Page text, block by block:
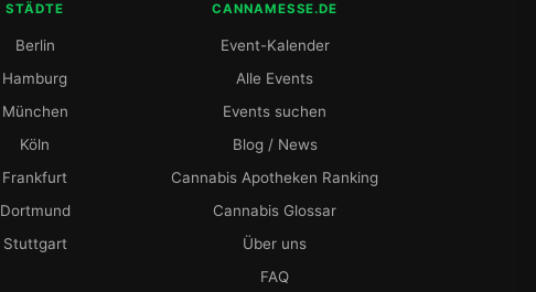
STÄDTE
Berlin
Hamburg
München
Köln
Frankfurt
Dortmund
Stuttgart
CANNAMESSE.DE
Event-Kalender
Alle Events
Events suchen
Blog / News
Cannabis Apotheken Ranking
Cannabis Glossar
Über uns
FAQ